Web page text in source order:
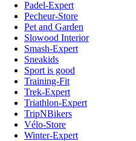
Padel-Expert
Pecheur-Store
Pet and Garden
Slowood Interior
Smash-Expert
Sneakids
Sport is good
Training-Fit
Trek-Expert
Triathlon-Expert
TripNBikers
Vélo-Store
Winter-Expert